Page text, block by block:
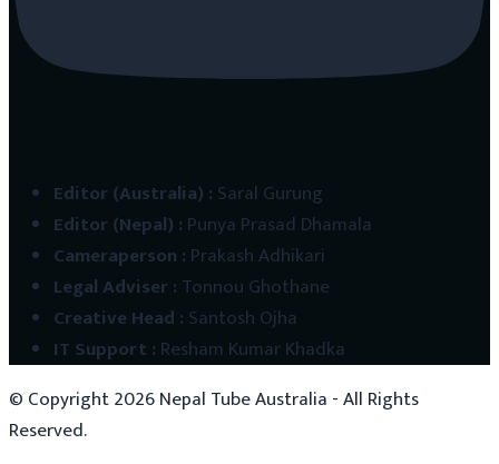
Editor (Australia) : Saral Gurung
Editor (Nepal) : Punya Prasad Dhamala
Cameraperson : Prakash Adhikari
Legal Adviser: Tonnou Ghothane
Creative Head : Santosh Ojha
IT Support : Resham Kumar Khadka
© Copyright2026Nepal Tube Australia - All Rights
Reserved.